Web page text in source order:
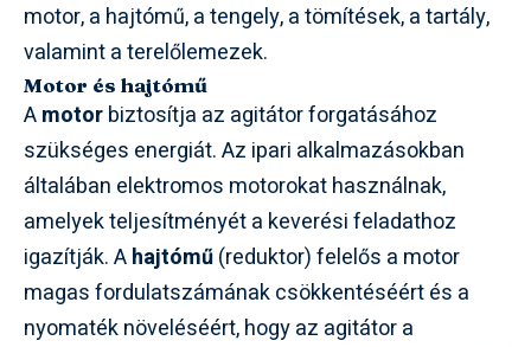
motor, a hajtómű, a tengely, a tömítések, a tartály,
valamint a terelőlemezek.
Motor és hajtómű
Amotorbiztosítja az agitátor forgatásához
szükséges energiát. Az ipari alkalmazásokban
általában elektromos motorokat használnak,
amelyek teljesítményét a keverési feladathoz
igazítják. Ahajtómű(reduktor) felelős a motor
magas fordulatszámának csökkentéséért és a
nyomaték növeléséért, hogy az agitátor a